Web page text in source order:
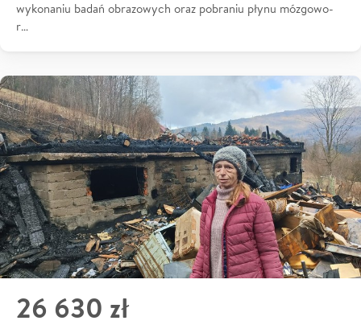
wykonaniu badań obrazowych oraz pobraniu płynu mózgowo-
r…
26 630 zł